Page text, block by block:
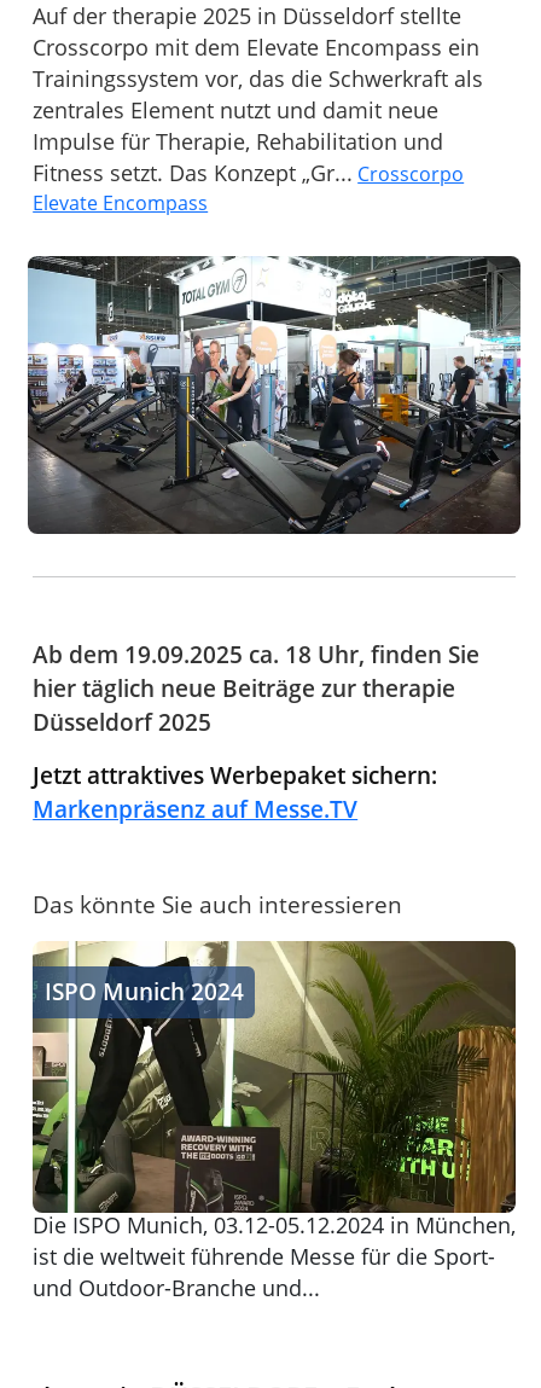
Auf der therapie 2025 in Düsseldorf stellte
Crosscorpo mit dem Elevate Encompass ein
Trainingssystem vor, das die Schwerkraft als
zentrales Element nutzt und damit neue
Impulse für Therapie, Rehabilitation und
Fitness setzt. Das Konzept „Gr... Crosscorpo
Elevate Encompass
Ab dem 19.09.2025 ca. 18 Uhr, finden Sie
hier täglich neue Beiträge zur therapie
Düsseldorf 2025
Jetzt attraktives Werbepaket sichern:
Markenpräsenz auf Messe.TV
Das könnte Sie auch interessieren
ISPO Munich 2024
ISPO Munich 2024
Die ISPO Munich, 03.12-05.12.2024 in München,
ist die weltweit führende Messe für die Sport-
und Outdoor-Branche und...